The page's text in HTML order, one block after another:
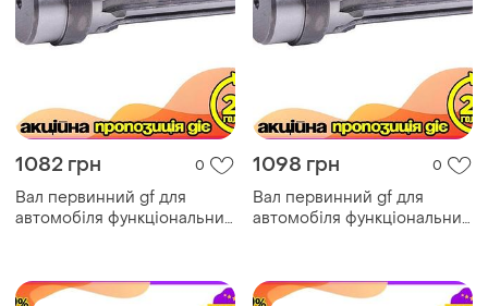
1082 грн 0
Вал первинний gf для
автомобіля функціональний
1098 грн 0
Вал первинний gf для
автомобіля функціональний